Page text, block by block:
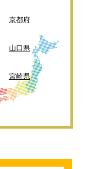
京都府
山口県
宮崎県